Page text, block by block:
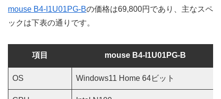
mouse B4-I1U01PG-Bの価格は69,800円であり、主なスペ
ックは下表の通りです。
項目 mouse B4-I1U01PG-B
OS Windows11 Home 64ビット